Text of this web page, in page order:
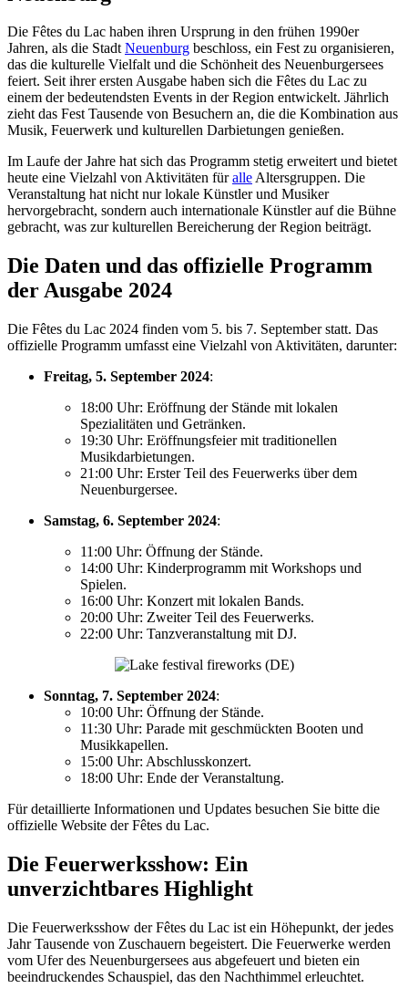
Die Fêtes du Lac haben ihren Ursprung in den frühen 1990er
Jahren, als die StadtNeuenburg beschloss, ein Fest zu organisieren,
das die kulturelle Vielfalt und die Schönheit des Neuenburgersees
feiert. Seit ihrer ersten Ausgabe haben sich die Fêtes du Lac zu
einem der bedeutendsten Events in der Region entwickelt. Jährlich
zieht das Fest Tausende von Besuchern an, die die Kombination aus
Musik, Feuerwerk und kulturellen Darbietungen genießen.
Im Laufe der Jahre hat sich das Programm stetig erweitert und bietet
heute eine Vielzahl von Aktivitäten füralleAltersgruppen. Die
Veranstaltung hat nicht nur lokale Künstler und Musiker
hervorgebracht, sondern auch internationale Künstler auf die Bühne
gebracht, was zur kulturellen Bereicherung der Region beiträgt.
Die Daten und das offizielle Programm
der Ausgabe 2024
Die Fêtes du Lac 2024 finden vom 5. bis 7. September statt. Das
offizielle Programm umfasst eine Vielzahl von Aktivitäten, darunter:
Freitag, 5. September 2024:
18:00 Uhr: Eröffnung der Stände mit lokalen
Spezialitäten und Getränken.
19:30 Uhr: Eröffnungsfeier mit traditionellen
Musikdarbietungen.
21:00 Uhr: Erster Teil des Feuerwerks über dem
Neuenburgersee.
Samstag, 6. September 2024:
11:00 Uhr: Öffnung der Stände.
14:00 Uhr: Kinderprogramm mit Workshops und
Spielen.
16:00 Uhr: Konzert mit lokalen Bands.
20:00 Uhr: Zweiter Teil des Feuerwerks.
22:00 Uhr: Tanzveranstaltung mit DJ.
Sonntag, 7. September 2024:
10:00 Uhr: Öffnung der Stände.
11:30 Uhr: Parade mit geschmückten Booten und
Musikkapellen.
15:00 Uhr: Abschlusskonzert.
18:00 Uhr: Ende der Veranstaltung.
Für detaillierte Informationen und Updates besuchen Sie bitte die
offizielle Website der Fêtes du Lac.
Die Feuerwerksshow: Ein
unverzichtbares Highlight
Die Feuerwerksshow der Fêtes du Lac ist ein Höhepunkt, der jedes
Jahr Tausende von Zuschauern begeistert. Die Feuerwerke werden
vom Ufer des Neuenburgersees aus abgefeuert und bieten ein
beeindruckendes Schauspiel, das den Nachthimmel erleuchtet.